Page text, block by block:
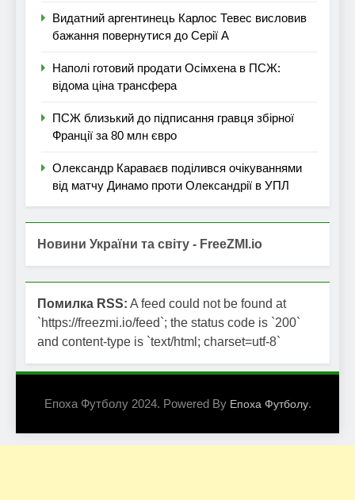
Видатний аргентинець Карлос Тевес висловив
бажання повернутися до Серії А
Наполі готовий продати Осімхена в ПСЖ:
відома ціна трансфера
ПСЖ близький до підписання гравця збірної
Франції за 80 млн євро
Олександр Караваєв поділився очікуваннями
від матчу Динамо проти Олександрії в УПЛ
Новини України та світу - FreeZMI.io
Помилка RSS: A feed could not be found at
`https://freezmi.io/feed`; the status code is `200`
and content-type is `text/html; charset=utf-8`
Епоха Футболу 2024. Powered By Епоха Футболу.